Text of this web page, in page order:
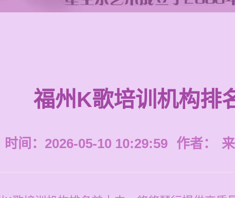
福州K歌培训机构排
时间：2026-05-10 10:29:59 作者：